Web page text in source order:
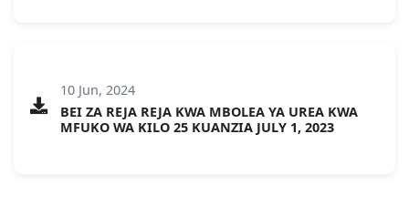
10 Jun, 2024
BEI ZA REJA REJA KWA MBOLEA YA UREA KWA
MFUKO WA KILO 25 KUANZIA JULY 1, 2023